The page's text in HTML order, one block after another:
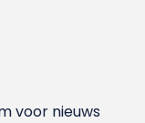
voor nieuws